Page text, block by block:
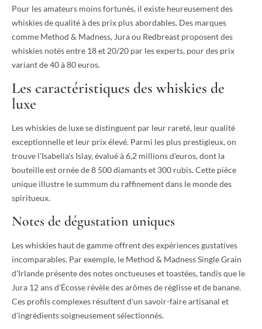
Pour les amateurs moins fortunés, il existe heureusement des
whiskies de qualité à des prix plus abordables. Des marques
comme Method & Madness, Jura ou Redbreast proposent des
whiskies notés entre 18 et 20/20 par les experts, pour des prix
variant de 40 à 80 euros.
Les caractéristiques des whiskies de
luxe
Les whiskies de luxe se distinguent par leur rareté, leur qualité
exceptionnelle et leur prix élevé. Parmi les plus prestigieux, on
trouve l'Isabella's Islay, évalué à 6,2 millions d'euros, dont la
bouteille est ornée de 8 500 diamants et 300 rubis. Cette pièce
unique illustre le summum du raffinement dans le monde des
spiritueux.
Notes de dégustation uniques
Les whiskies haut de gamme offrent des expériences gustatives
incomparables. Par exemple, le Method & Madness Single Grain
d'Irlande présente des notes onctueuses et toastées, tandis que le
Jura 12 ans d'Écosse révèle des arômes de réglisse et de banane.
Ces profils complexes résultent d'un savoir-faire artisanal et
d'ingrédients soigneusement sélectionnés.